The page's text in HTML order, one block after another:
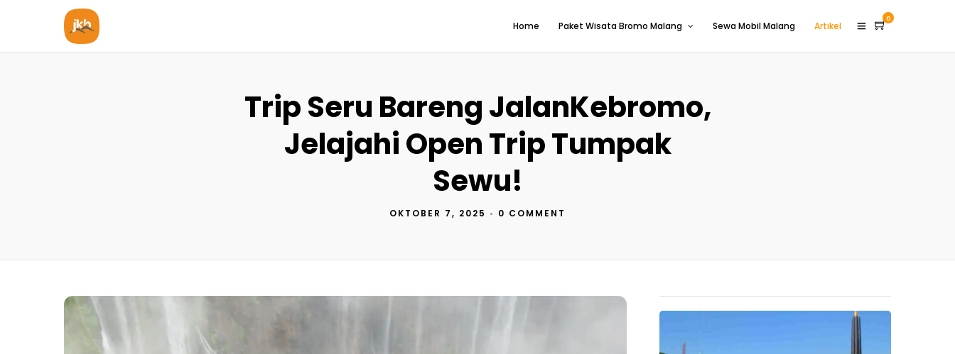
Home Paket Wisata Bromo Malang Sewa Mobil Malang Artikel
0
Trip Seru Bareng JalanKebromo,
Jelajahi Open Trip Tumpak
Sewu!
OKTOBER 7, 2025 • 0 COMMENT